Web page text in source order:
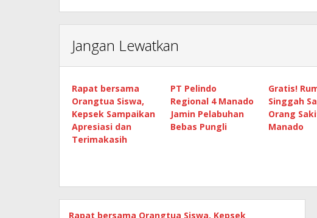
Jangan Lewatkan
Rapat bersama
Orangtua Siswa,
Kepsek Sampaikan
Apresiasi dan
Terimakasih
PT Pelindo
Regional 4 Manado
Jamin Pelabuhan
Bebas Pungli
Gratis!
Singgah
Orang
Manado
Rapat bersama Orangtua Siswa, Kepsek